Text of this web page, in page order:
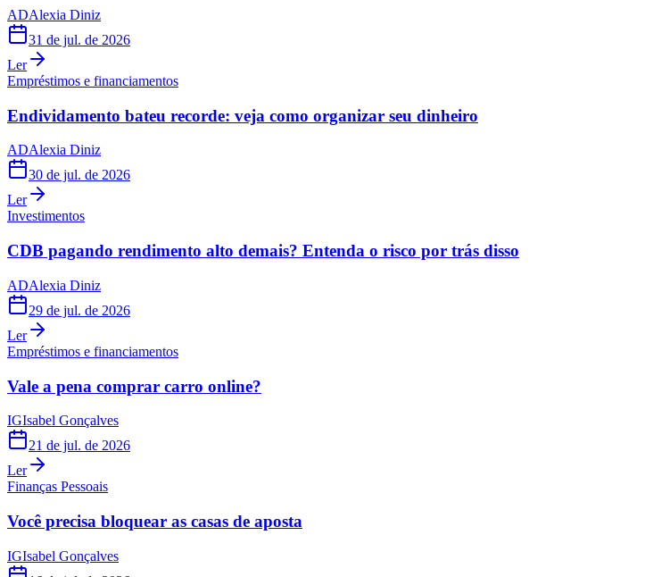
ADAlexia Diniz
31 de jul. de 2026
Ler
Empréstimos e financiamentos
Endividamento bateu recorde: veja como organizar seu dinheiro
ADAlexia Diniz
30 de jul. de 2026
Ler
Investimentos
CDB pagando rendimento alto demais? Entenda o risco por trás disso
ADAlexia Diniz
29 de jul. de 2026
Ler
Empréstimos e financiamentos
Vale a pena comprar carro online?
IGIsabel Gonçalves
21 de jul. de 2026
Ler
Finanças Pessoais
Você precisa bloquear as casas de aposta
IGIsabel Gonçalves